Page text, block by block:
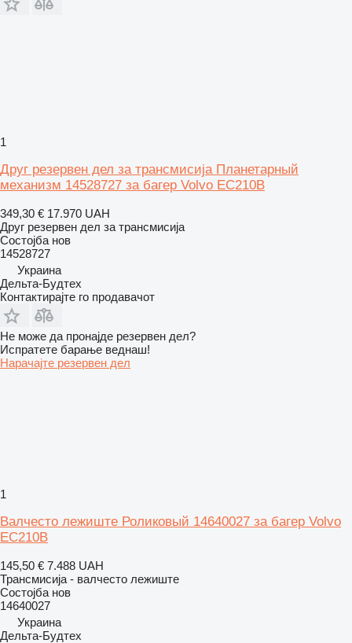
1
Друг резервен дел за трансмисија Планетарный
механизм 14528727 за багер Volvo EC210B
349,30 € 17.970 UAH
Друг резервен дел за трансмисија
Состојба нов
14528727
Украина
Дельта-Будтех
Контактирајте го продавачот
Не може да пронајде резервен дел?
Испратете барање веднаш!
Нарачајте резервен дел
1
Валчесто лежиште Роликовый 14640027 за багер Volvo
EC210B
145,50 € 7.488 UAH
Трансмисија - валчесто лежиште
Состојба нов
14640027
Украина
Дельта-Будтех